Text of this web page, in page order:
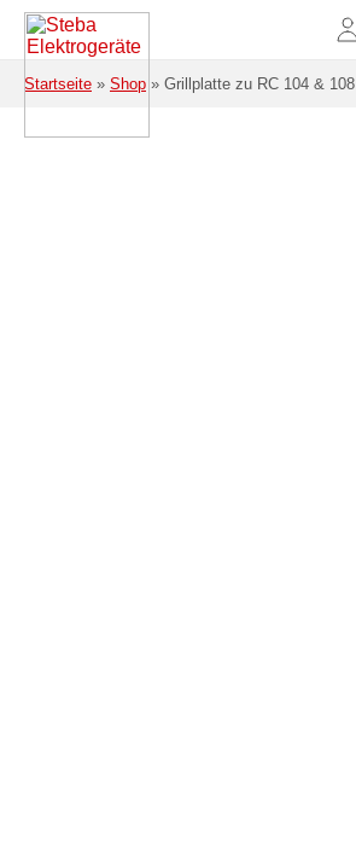
Zum Hauptinhalt springen
Startseite » Shop » Grillplatte zu RC 104 & 108